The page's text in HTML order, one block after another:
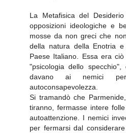
La Metafisica del
opposizioni ideologiche e
mosse da non greci che
della natura della Enotria
Paese Italiano. Essa era
"psicologia dello
davano ai nemici
autoconsapevolezza.
Si tramandò che
tiranno, fermasse intere
autoattenzione. I nemici
per fermarsi dal